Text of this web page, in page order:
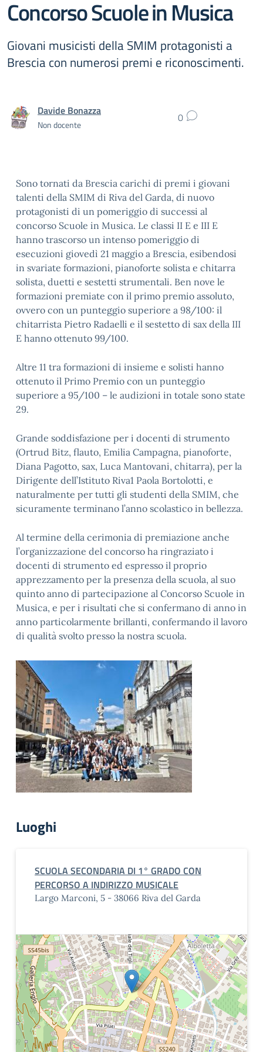
Concorso Scuole in Musica
Giovani musicisti della SMIM protagonisti a
Brescia con numerosi premi e riconoscimenti.
Davide Bonazza
Non docente 0
Sono tornati da Brescia carichi di premi i giovani
talenti della SMIM di Riva del Garda, di nuovo
protagonisti di un pomeriggio di successi al
concorso Scuole in Musica. Le classi II E e III E
hanno trascorso un intenso pomeriggio di
esecuzioni giovedì 21 maggio a Brescia, esibendosi
in svariate formazioni, pianoforte solista e chitarra
solista, duetti e sestetti strumentali. Ben nove le
formazioni premiate con il primo premio assoluto,
ovvero con un punteggio superiore a 98/100: il
chitarrista Pietro Radaelli e il sestetto di sax della III
E hanno ottenuto 99/100.
Altre 11 tra formazioni di insieme e solisti hanno
ottenuto il Primo Premio con un punteggio
superiore a 95/100 – le audizioni in totale sono state
29.
Grande soddisfazione per i docenti di strumento
(Ortrud Bitz, flauto, Emilia Campagna, pianoforte,
Diana Pagotto, sax, Luca Mantovani, chitarra), per la
Dirigente dell’Istituto Riva1 Paola Bortolotti, e
naturalmente per tutti gli studenti della SMIM, che
sicuramente terminano l’anno scolastico in bellezza.
Al termine della cerimonia di premiazione anche
l’organizzazione del concorso ha ringraziato i
docenti di strumento ed espresso il proprio
apprezzamento per la presenza della scuola, al suo
quinto anno di partecipazione al Concorso Scuole in
Musica, e per i risultati che si confermano di anno in
anno particolarmente brillanti, confermando il lavoro
di qualità svolto presso la nostra scuola.
Luoghi
SCUOLA SECONDARIA DI 1° GRADO CON
PERCORSO A INDIRIZZO MUSICALE
Largo Marconi, 5 - 38066 Riva del Garda